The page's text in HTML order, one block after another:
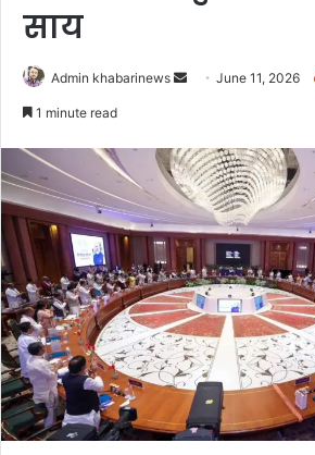
साय
Admin khabarinews
Send June 11, 2026
1 minute read